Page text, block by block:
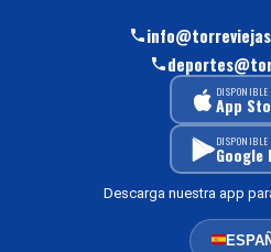
DISPONIBLE
App
DISPONIBLE
Google
Descarga nuestra app